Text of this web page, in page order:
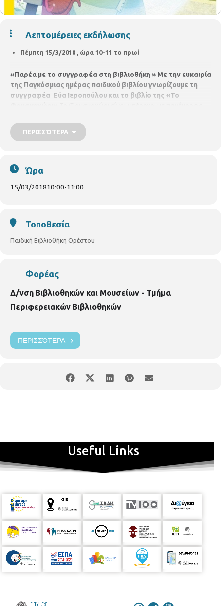
Λεπτομέρειες εκδήλωσης
Πέμπτη 15/3/2018 , ώρα 10-11 το πρωί
«Παρέα με το συγγραφέα στη βιβλιοθήκη » Με την ευκαιρία
της Παγκόσμιας ημέρας παιδικού βιβλίου γνωρίζουμε τη
συγγραφέα Εύα Ιεροπούλου και το βιβλίο της «Το
δίπλα στο ποτάμι, βλέπει μια απέραντη πεδιάδα. Και το πιο
φοβερό; Κάθε απόγευμα στο Φουσκοχώρι φτιάχνουν φούσκες!
ο νους σας!
ΠΕΡΙΣΣΌΤΕΡΑ
Ώρα
15/03/201810:00-11:00
Τοποθεσία
Παιδική Βιβλιοθήκη Ορέστου
Φορέας
Δ/νση Βιβλιοθηκών και Μουσείων - Τμήμα
Περιφερειακών Βιβλιοθηκών
ΠΕΡΙΣΣΌΤΕΡΑ
Useful Links